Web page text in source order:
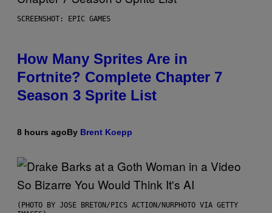
SCREENSHOT: EPIC GAMES
How Many Sprites Are in
Fortnite? Complete Chapter 7
Season 3 Sprite List
8 hours agoBy Brent Koepp
(PHOTO BY JOSE BRETON/PICS ACTION/NURPHOTO VIA GETTY